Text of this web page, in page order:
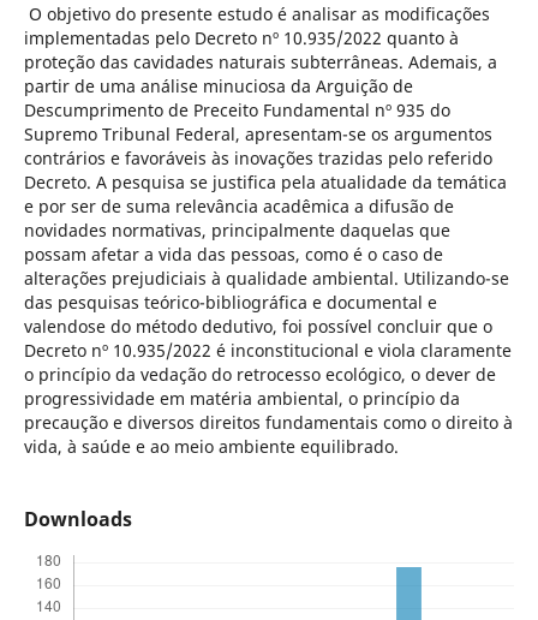
O objetivo do presente estudo é analisar as modificações
implementadas pelo Decreto nº 10.935/2022 quanto à
proteção das cavidades naturais subterrâneas. Ademais, a
partir de uma análise minuciosa da Arguição de
Descumprimento de Preceito Fundamental nº 935 do
Supremo Tribunal Federal, apresentam-se os argumentos
contrários e favoráveis às inovações trazidas pelo referido
Decreto. A pesquisa se justifica pela atualidade da temática
e por ser de suma relevância acadêmica a difusão de
novidades normativas, principalmente daquelas que
possam afetar a vida das pessoas, como é o caso de
alterações prejudiciais à qualidade ambiental. Utilizando-se
das pesquisas teórico-bibliográfica e documental e
valendose do método dedutivo, foi possível concluir que o
Decreto nº 10.935/2022 é inconstitucional e viola claramente
o princípio da vedação do retrocesso ecológico, o dever de
progressividade em matéria ambiental, o princípio da
precaução e diversos direitos fundamentais como o direito à
vida, à saúde e ao meio ambiente equilibrado.
Downloads